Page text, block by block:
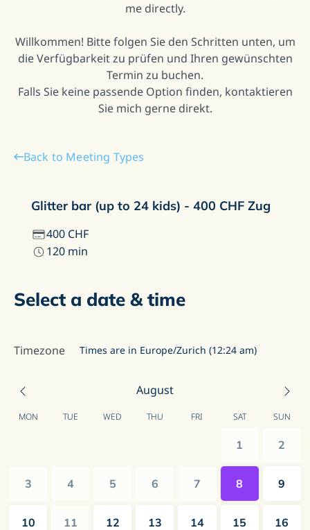
me directly.
Willkommen! Bitte folgen Sie den Schritten unten, um
die Verfügbarkeit zu prüfen und Ihren gewünschten
Termin zu buchen.
Falls Sie keine passende Option finden, kontaktieren
Sie mich gerne direkt.
Back to Meeting Types
Glitter bar (up to 24 kids) - 400 CHF Zug
400 CHF
120 min
Select a date & time
Timezone Times are in Europe/Zurich (12:24 am)
August
MON TUE WED THU FRI SAT SUN
1 2
3 4 5 6 7 8 9
10 11 12 13 14 15 16